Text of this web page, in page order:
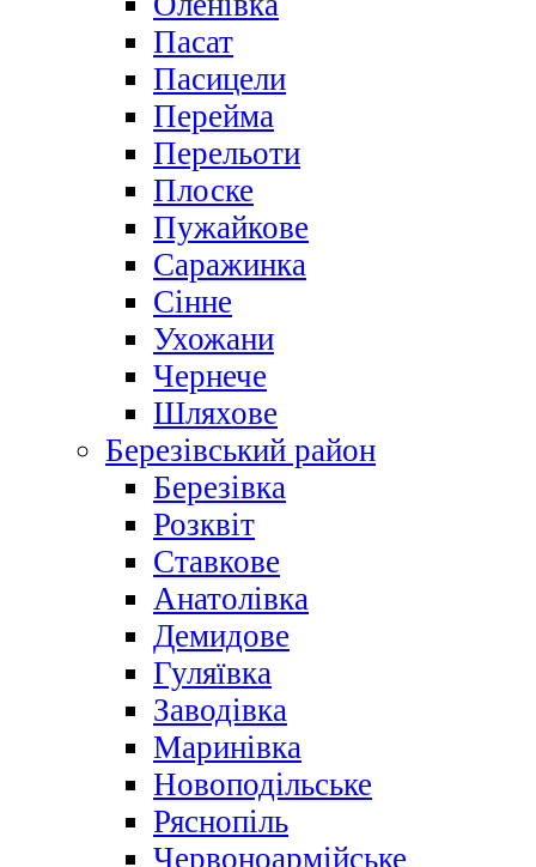
Пасат
Пасицели
Перейма
Перельоти
Плоске
Пужайкове
Саражинка
Сінне
Ухожани
Чернече
Шляхове
Березівський район
Березівка
Розквіт
Ставкове
Анатолівка
Демидове
Гуляївка
Заводівка
Маринівка
Новоподільське
Ряснопіль
Червоноармійське